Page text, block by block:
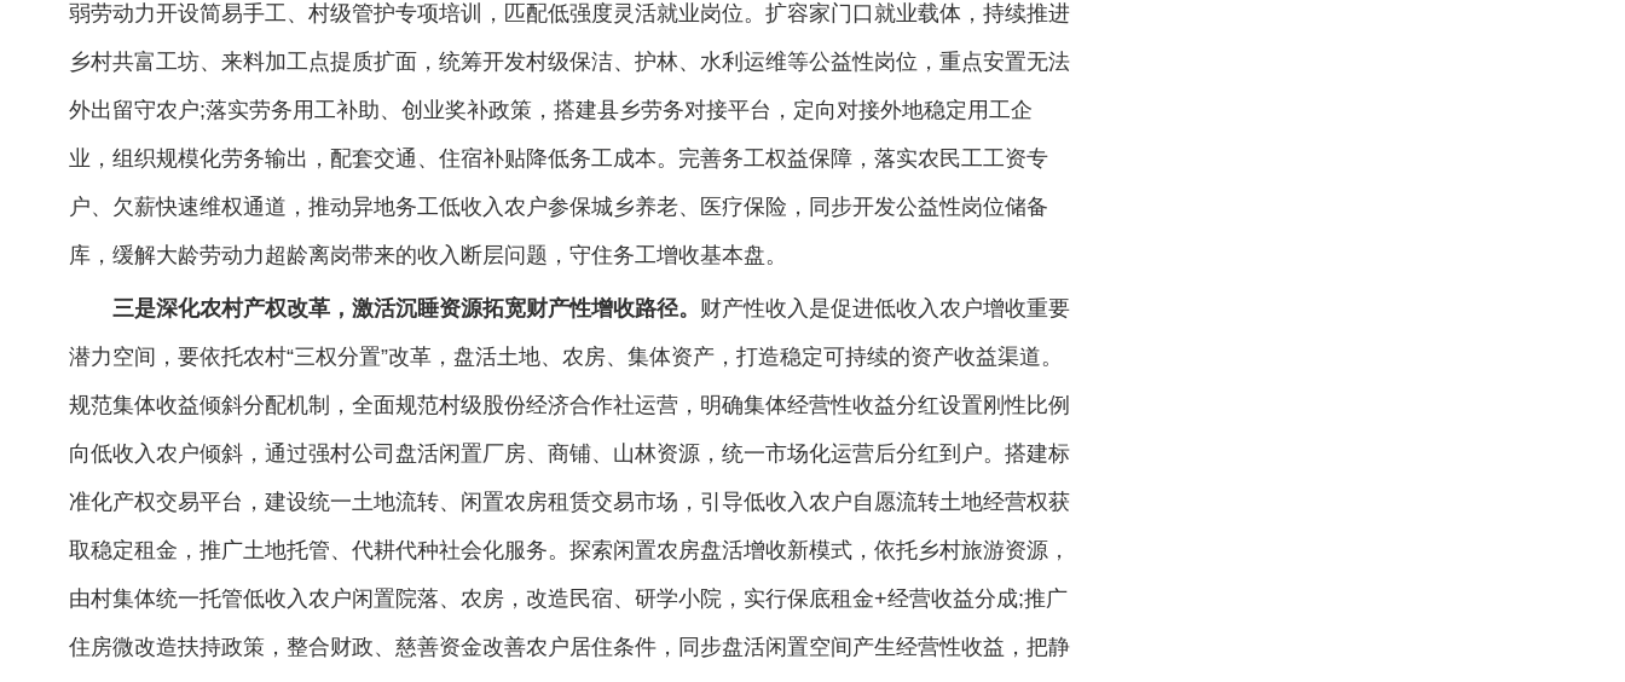
弱劳动力开设简易手工、村级管护专项培训，匹配低强度灵活就业岗位。扩容家门口就业载体，持续推进
乡村共富工坊、来料加工点提质扩面，统筹开发村级保洁、护林、水利运维等公益性岗位，重点安置无法
外出留守农户;落实劳务用工补助、创业奖补政策，搭建县乡劳务对接平台，定向对接外地稳定用工企
业，组织规模化劳务输出，配套交通、住宿补贴降低务工成本。完善务工权益保障，落实农民工工资专
户、欠薪快速维权通道，推动异地务工低收入农户参保城乡养老、医疗保险，同步开发公益性岗位储备
库，缓解大龄劳动力超龄离岗带来的收入断层问题，守住务工增收基本盘。
三是深化农村产权改革，激活沉睡资源拓宽财产性增收路径。 财产性收入是促进低收入农户增收重要
潜力空间，要依托农村“三权分置”改革，盘活土地、农房、集体资产，打造稳定可持续的资产收益渠道。
规范集体收益倾斜分配机制，全面规范村级股份经济合作社运营，明确集体经营性收益分红设置刚性比例
向低收入农户倾斜，通过强村公司盘活闲置厂房、商铺、山林资源，统一市场化运营后分红到户。搭建标
准化产权交易平台，建设统一土地流转、闲置农房租赁交易市场，引导低收入农户自愿流转土地经营权获
取稳定租金，推广土地托管、代耕代种社会化服务。探索闲置农房盘活增收新模式，依托乡村旅游资源，
由村集体统一托管低收入农户闲置院落、农房，改造民宿、研学小院，实行保底租金+经营收益分成;推广
住房微改造扶持政策，整合财政、慈善资金改善农户居住条件，同步盘活闲置空间产生经营性收益，把静